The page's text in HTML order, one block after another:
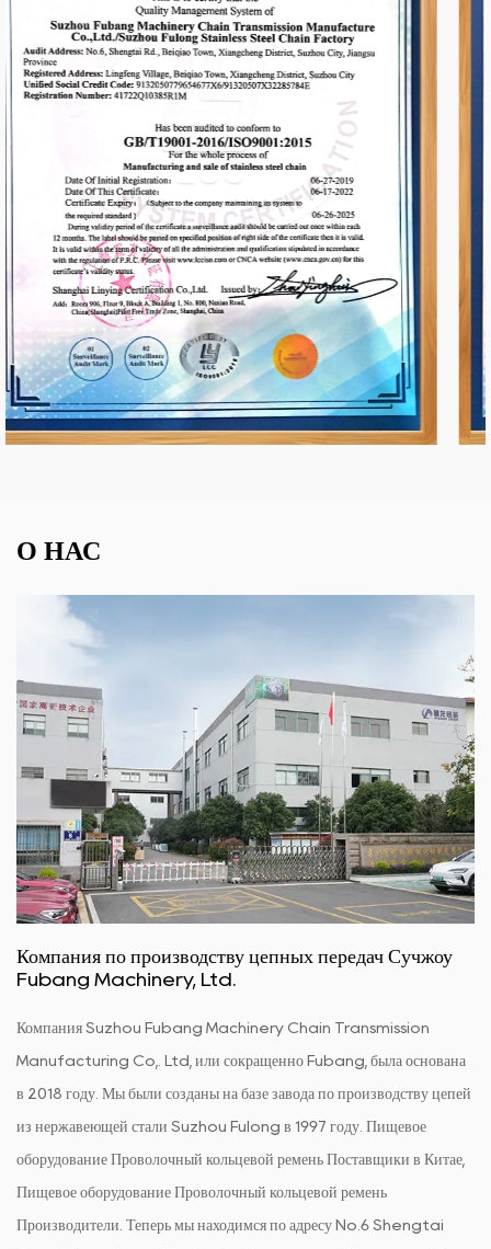
О НАС
Компания по производству цепных передач Сучжоу
Fubang Machinery, Ltd.
Компания Suzhou Fubang Machinery Chain Transmission
Manufacturing Co,. Ltd, или сокращенно Fubang, была основана
в 2018 году. Мы были созданы на базе завода по производству цепей
из нержавеющей стали Suzhou Fulong в 1997 году. Пищевое
оборудование Проволочный кольцевой ремень Поставщики в Китае
Пищевое оборудование Проволочный кольцевой ремень
Производители . Теперь мы находимся по адресу No.6 Shengtai